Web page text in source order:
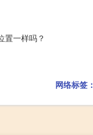
置一样吗？
网络标签：